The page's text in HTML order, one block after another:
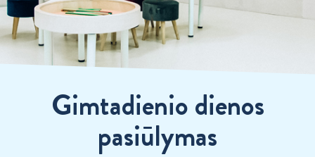
Gimtadienio dienos
pasiūlymas